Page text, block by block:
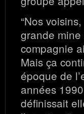
“Nos
grande
compagnie
Mais ça
époque de
années
définissait